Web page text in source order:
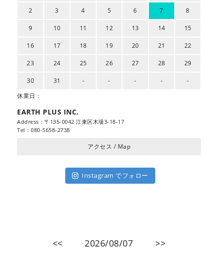
2 3 4 5 6 7 8
9 10 11 12 13 14 15
16 17 18 19 20 21 22
23 24 25 26 27 28 29
30 31 - - - -
-
休業日：
EARTH PLUS INC.
Address：〒135-0042 江東区木場3-18-17
Tel：080-5658-2738
アクセス / Map
Instagram でフォロー
<< 2026/08/07 >>